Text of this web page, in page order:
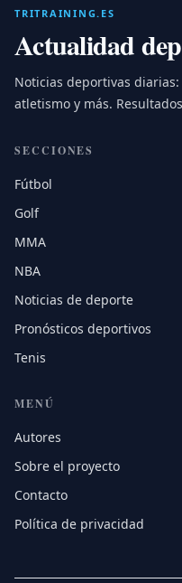
TRITRAINING.ES
Actualidad
Noticias deportivas
atletismo y más.
SECCIONES
Fútbol
Golf
MMA
NBA
Noticias de deporte
Pronósticos deportivos
Tenis
MENÚ
Autores
Sobre el proyecto
Contacto
Política de privacidad